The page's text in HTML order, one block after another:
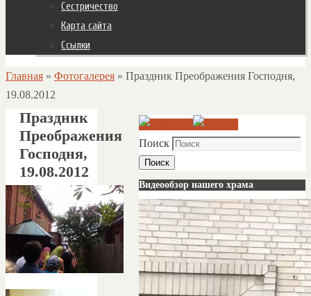
Сестричество
Карта сайта
Ссылки
Главная » Фотогалерея » Праздник Преображения Господня,
19.08.2012
Праздник
Преображения
Господня,
19.08.2012
Поиск
Поиск
Видеообзор нашего храма